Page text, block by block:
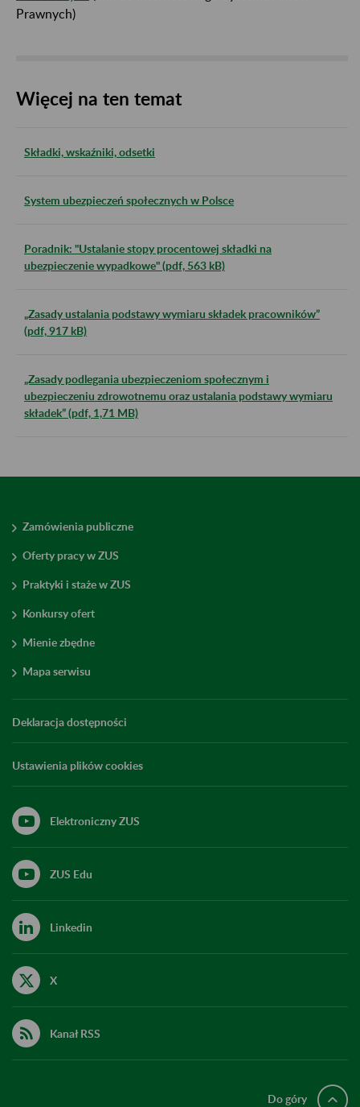
Prawnych)
Więcej na ten temat
Składki, wskaźniki, odsetki
System ubezpieczeń społecznych w Polsce
Poradnik: "Ustalanie stopy procentowej składki na
ubezpieczenie wypadkowe" (pdf, 563 kB)
„Zasady ustalania podstawy wymiaru składek pracowników”
(pdf, 917 kB)
„Zasady podlegania ubezpieczeniom społecznym i
ubezpieczeniu zdrowotnemu oraz ustalania podstawy wymiaru
składek” (pdf, 1,71 MB)
Zamówienia publiczne
Oferty pracy w ZUS
Praktyki i staże w ZUS
Konkursy ofert
Mienie zbędne
Mapa serwisu
Deklaracja dostępności
Ustawienia plików cookies
Elektroniczny ZUS
ZUS Edu
Linkedin
X
Kanał RSS
Do góry